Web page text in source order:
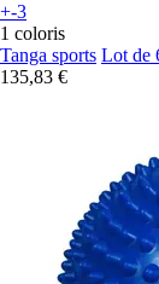
+-3
1 coloris
Tanga sports Lot de
135,83 €